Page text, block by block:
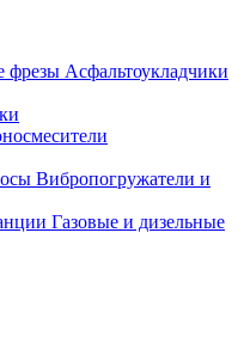
Асфальтоукладчики
Вибропогружатели и
Газовые и дизельные